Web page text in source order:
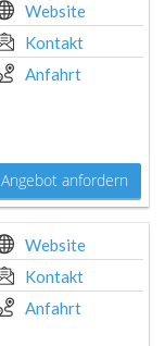
Website
Kontakt
Anfahrt
Angebot anfordern
Website
Kontakt
Anfahrt